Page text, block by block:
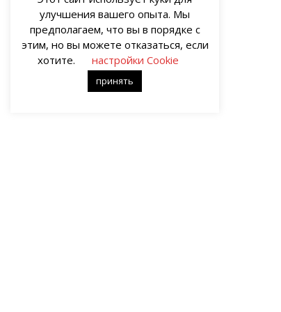
улучшения вашего опыта. Мы
предполагаем, что вы в порядке с
этим, но вы можете отказаться, если
хотите.
настройки Cookie
принять